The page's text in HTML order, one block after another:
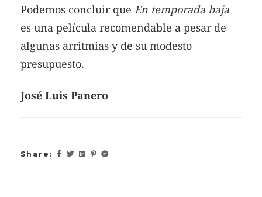
Podemos concluir que En temporada baja
es una película recomendable a pesar de
algunas arritmias y de su modesto
presupuesto.
José Luis Panero
Share: